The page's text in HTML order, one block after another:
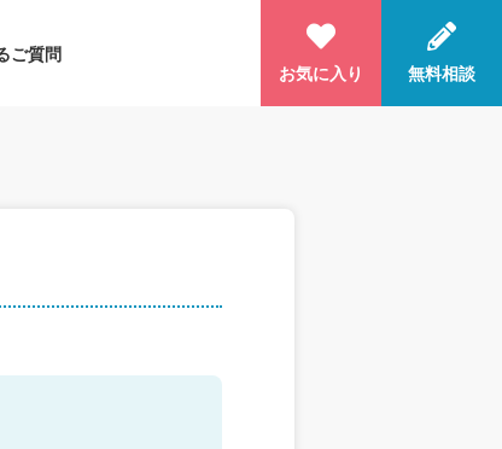
ご質問
お気に入り
無料相談